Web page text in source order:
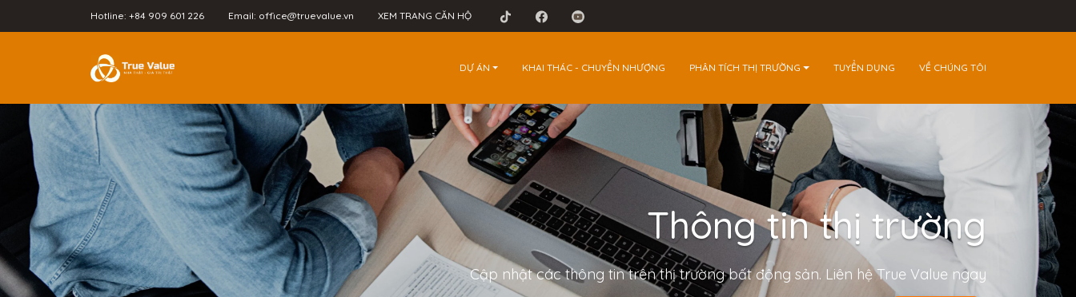
Hotline: +84 909 601 226 Email: office@truevalue.vn XEM TRANG CĂN HỘ
DỰ ÁN KHAI THÁC - CHUYỂN NHƯỢNG PHÂN TÍCH THỊ TRƯỜNG TUYỂN DỤNG VỀ CHÚNG TÔI
Thông tin thị trường
Cập nhật các thông tin trên thị trường bất động sản. Liên hệ True Value ngay